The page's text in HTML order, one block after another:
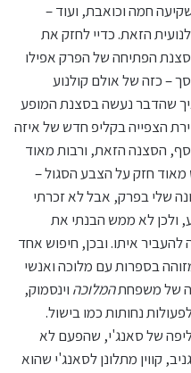
חמה וכואבת, ועוד –
הזאת. כדיי לחזק את
הפתיחה של הפרק אפילו
– כזה של אולם קולנוע
שהדבר נעשה בסצנת המופע
להוסיף לאווירת הצפייה בקליפ חדש של איזה
הסצנה הזאת, ורבות מאוד
חזק על הצבע הסגול –
שלי בפרק, אבל לא זכרתי
ולכן לא ממש הבנתי את
איתו. ובכן, חיפוש אחד
בספרות עם מלוכה ואנשי
של משפחתהמלוכה וינסמוק,
נחותות כמו בישול.
של סאנג'י, שהפעם לא
קווין מתלונן לסאנג'י שהוא